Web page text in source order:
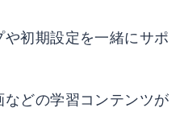
初期設定を一緒にサポ
どの学習コンテンツが